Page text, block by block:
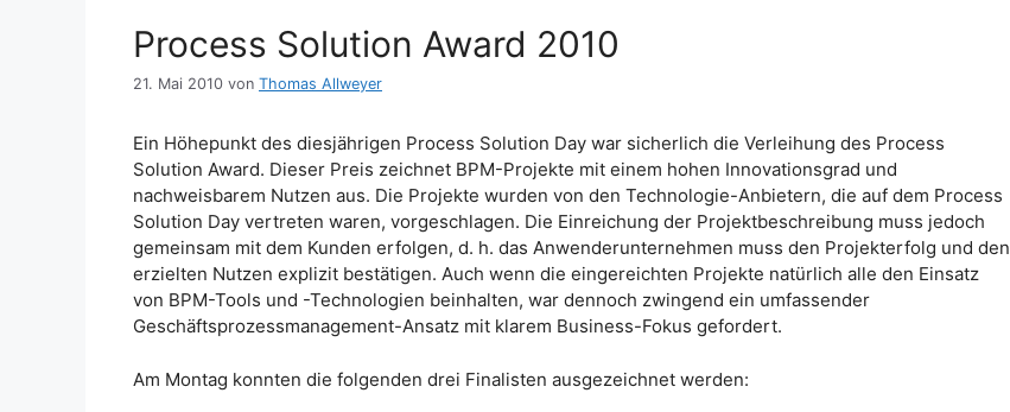
Process Solution Award 2010
21. Mai 2010 von Thomas Allweyer
Ein Höhepunkt des diesjährigen Process Solution Day war sicherlich die Verleihung des Process
Solution Award. Dieser Preis zeichnet BPM-Projekte mit einem hohen Innovationsgrad und
nachweisbarem Nutzen aus. Die Projekte wurden von den Technologie-Anbietern, die auf dem Process
Solution Day vertreten waren, vorgeschlagen. Die Einreichung der Projektbeschreibung muss jedoch
gemeinsam mit dem Kunden erfolgen, d. h. das Anwenderunternehmen muss den Projekterfolg und den
erzielten Nutzen explizit bestätigen. Auch wenn die eingereichten Projekte natürlich alle den Einsatz
von BPM-Tools und -Technologien beinhalten, war dennoch zwingend ein umfassender
Geschäftsprozessmanagement-Ansatz mit klarem Business-Fokus gefordert.
Am Montag konnten die folgenden drei Finalisten ausgezeichnet werden: